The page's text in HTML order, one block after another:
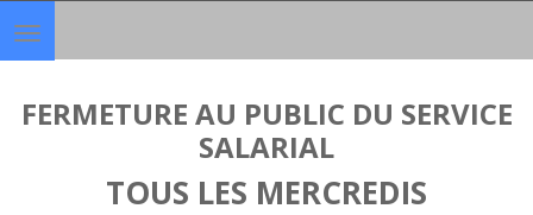
Toggle
navigation
FERMETURE AU PUBLIC DU SERVICE
SALARIAL
TOUS LES MERCREDIS